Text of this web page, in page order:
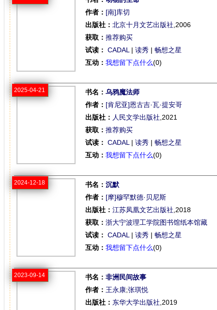
作者： [南]库切
出版社： 北京十月文艺出版社 ,2006
获取： 推荐购买
试读： CADAL | 读秀 | 畅想之星
互动： 我想留下点什么(0)
2025-04-21 书名： 乌鸦魔法师
作者： [肯尼亚]恩古吉·瓦·提安哥
出版社： 人民文学出版社 ,2021
获取： 推荐购买
试读： CADAL | 读秀 | 畅想之星
互动： 我想留下点什么(0)
2024-12-18 书名： 沉默
作者： [摩]穆罕默德·贝尼斯
出版社： 江苏凤凰文艺出版社 ,2018
获取： 浙大宁波理工学院图书馆纸本馆藏
试读： CADAL | 读秀 | 畅想之星
互动： 我想留下点什么(0)
2023-09-14 书名： 非洲民间故事
作者： 王永康;张琪悦
出版社： 东华大学出版社 ,2019